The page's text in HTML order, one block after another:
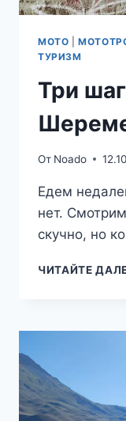
МОТО |
ТУРИЗМ
Три
От Noado
Едем
нет.
скучно, но
ЧИТАЙТЕ